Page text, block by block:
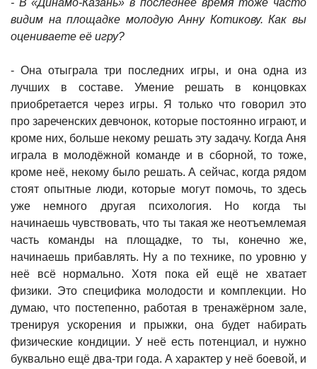
- В «Динамо-Казань» в последнее время тоже часто
видим на площадке молодую Анну Котикову. Как вы
оцениваете её игру?
- Она отыграла три последних игры, и она одна из
лучших в составе. Умение решать в концовках
приобретается через игры. Я только что говорил это
про зареченских девчонок, которые постоянно играют, и
кроме них, больше некому решать эту задачу. Когда Аня
играла в молодёжной команде и в сборной, то тоже,
кроме неё, некому было решать. А сейчас, когда рядом
стоят опытные люди, которые могут помочь, то здесь
уже немного другая психология. Но когда ты
начинаешь чувствовать, что ты такая же неотъемлемая
часть команды на площадке, то ты, конечно же,
начинаешь прибавлять. Ну а по технике, по уровню у
неё всё нормально. Хотя пока ей ещё не хватает
физики. Это специфика молодости и комплекции. Но
думаю, что постепенно, работая в тренажёрном зале,
тренируя ускорения и прыжки, она будет набирать
физические кондиции. У неё есть потенциал, и нужно
буквально ещё два-три года. А характер у неё боевой, и